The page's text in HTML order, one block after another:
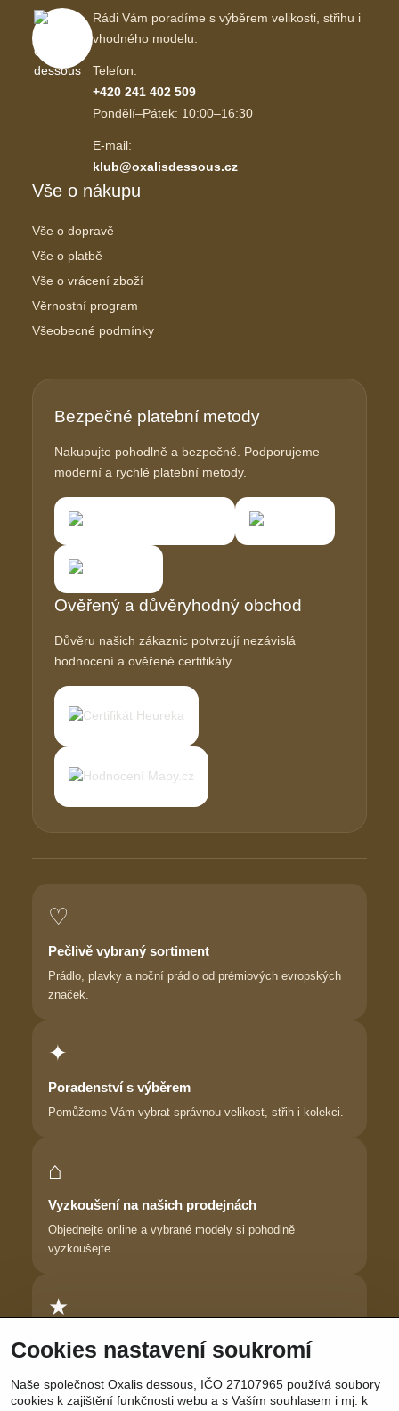
Rádi Vám poradíme s výběrem velikosti, střihu i
vhodného modelu.
Telefon:
+420 241 402 509
Pondělí–Pátek: 10:00–16:30
E-mail:
klub@oxalisdessous.cz
Vše o nákupu
Vše o dopravě
Vše o platbě
Vše o vrácení zboží
Věrnostní program
Všeobecné podmínky
Bezpečné platební metody
Nakupujte pohodlně a bezpečně. Podporujeme
moderní a rychlé platební metody.
Ověřený a důvěryhodný obchod
Důvěru našich zákaznic potvrzují nezávislá
hodnocení a ověřené certifikáty.
♡
Pečlivě vybraný sortiment
Prádlo, plavky a noční prádlo od prémiových evropských
značek.
✦
Poradenství s výběrem
Pomůžeme Vám vybrat správnou velikost, střih i kolekci.
⌂
Vyzkoušení na našich prodejnách
Objednejte online a vybrané modely si pohodlně
vyzkoušejte.
★
Důvěra zákaznic
cítí krásně.
Cookies nastavení soukromí
Naše společnost Oxalis dessous, IČO 27107965 používá soubory
cookies k zajištění funkčnosti webu a s Vaším souhlasem i mj. k